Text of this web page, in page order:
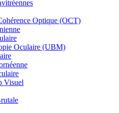
Optique (OCT)
Oculaire (UBM)
Visuel